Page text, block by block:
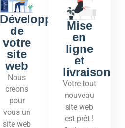
Développement
de
votre
site
web
Nous
créons
pour
vous un
site web
Mise
en
ligne
et
livraison
Votre tout
nouveau
site web
est prêt !